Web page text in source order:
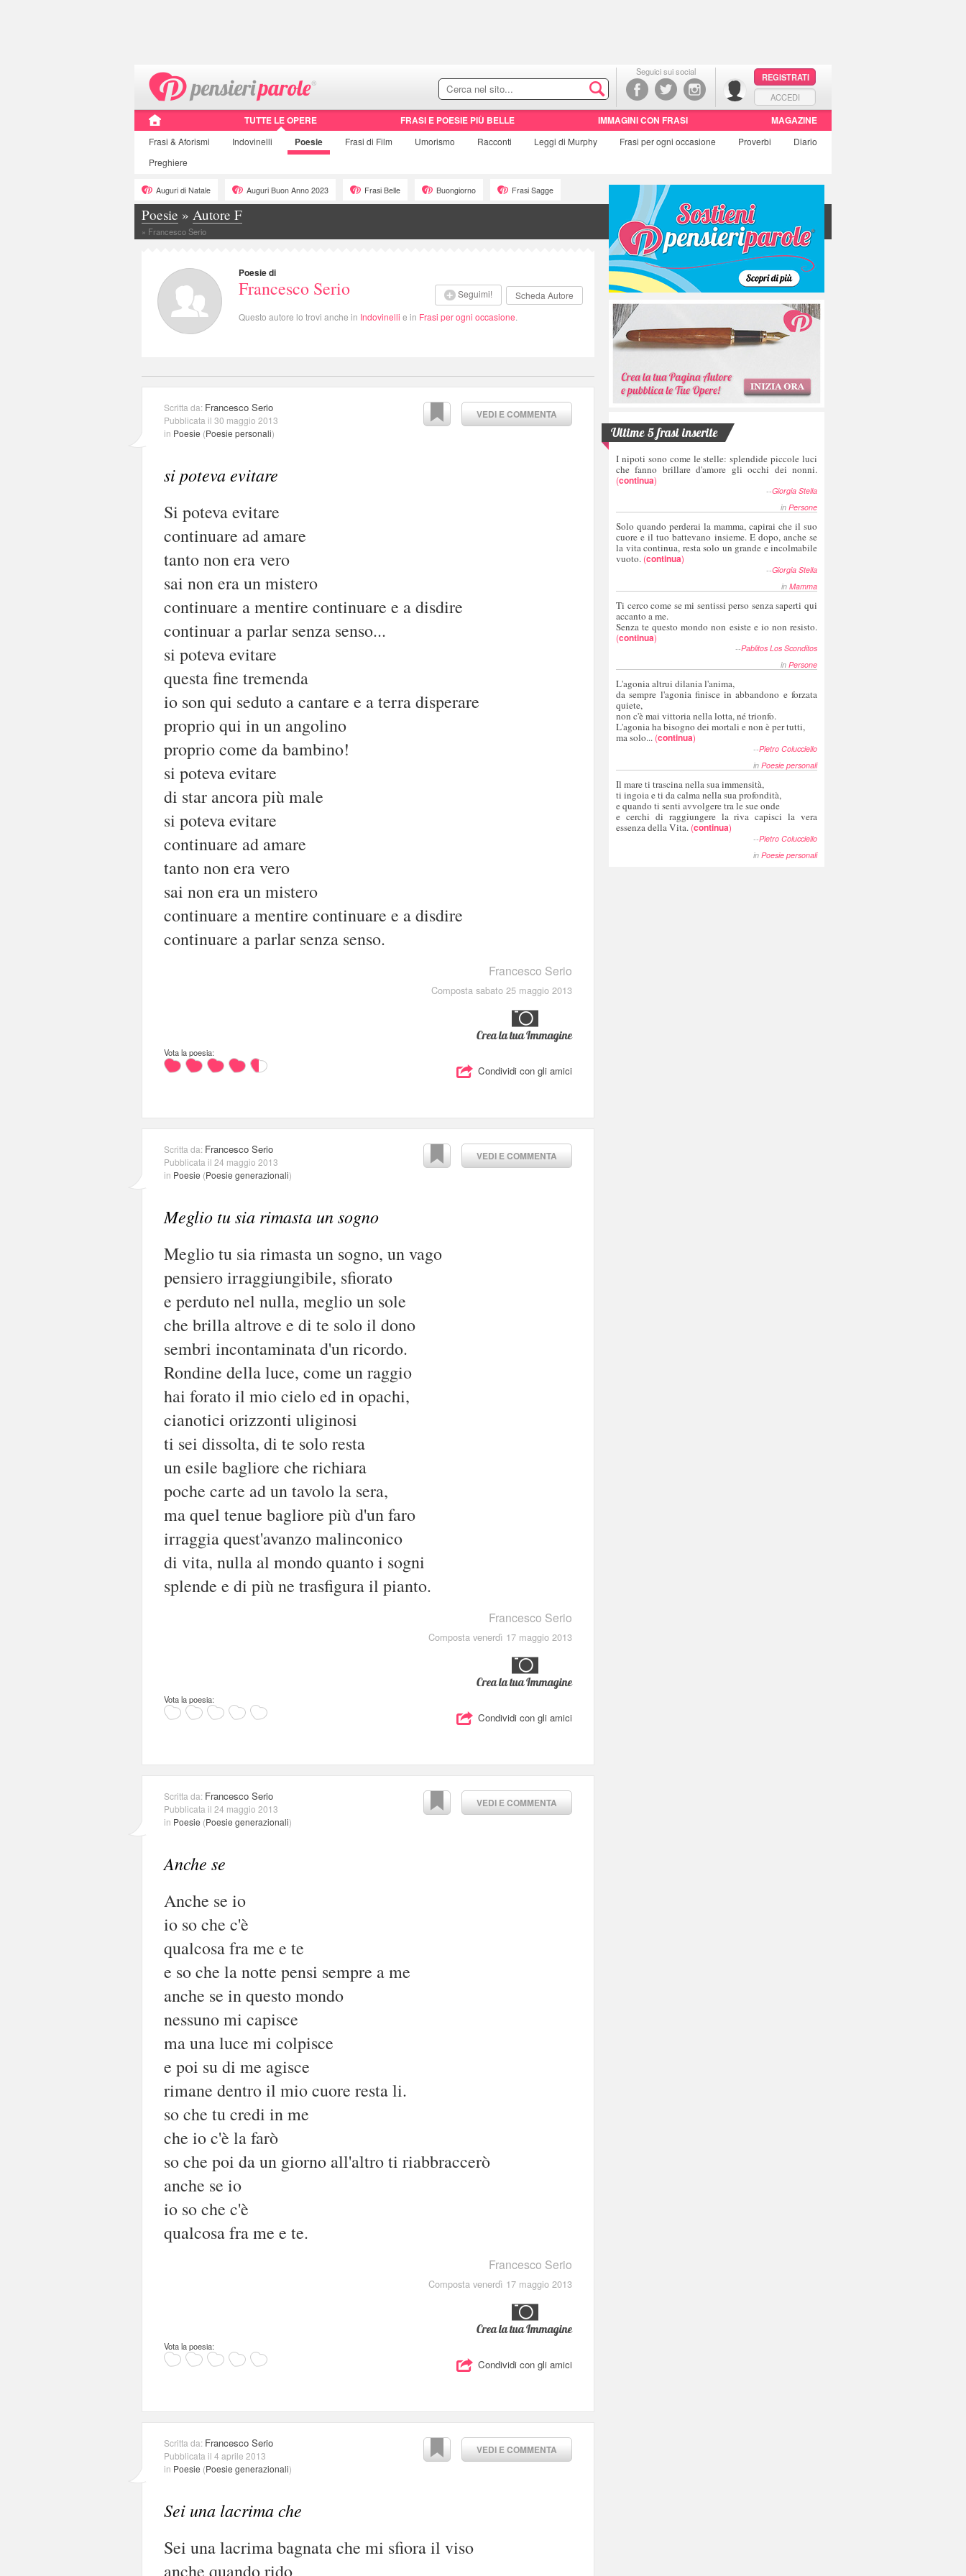
Seguici sui social
REGISTRATI
ACCEDI
TUTTE LE OPERE FRASI E POESIE PIÙ BELLE IMMAGINI CON FRASI MAGAZINE
Frasi & Aforismi Indovinelli Poesie Frasi di Film Umorismo Racconti Leggi di Murphy Frasi per ogni occasione Proverbi
Diario
Preghiere
Auguri di Natale Auguri Buon Anno 2023 Frasi Belle Buongiorno Frasi Sagge
Poesie » Autore F
» Francesco Serio
Seguimi! Scheda Autore
Poesie di
Francesco Serio
Questo autore lo trovi anche in Indovinelli e in Frasi per ogni occasione
VEDI E COMMENTA
Scritta da: Francesco Serio
Pubblicata il 30 maggio 2013
in Poesie (Poesie personali)
si poteva evitare
Si poteva evitare
continuare ad amare
tanto non era vero
sai non era un mistero
continuare a mentire continuare e a disdire
continuar a parlar senza senso...
si poteva evitare
questa fine tremenda
io son qui seduto a cantare e a terra disperare
proprio qui in un angolino
proprio come da bambino!
si poteva evitare
di star ancora più male
si poteva evitare
continuare ad amare
tanto non era vero
sai non era un mistero
continuare a mentire continuare e a disdire
continuare a parlar senza senso.
Francesco Serio
Composta sabato 25 maggio 2013
Crea la tua Immagine
Vota la poesia:
Condividi con gli amici
VEDI E COMMENTA
Scritta da: Francesco Serio
Pubblicata il 24 maggio 2013
in Poesie (Poesie generazionali)
Meglio tu sia rimasta un sogno
Meglio tu sia rimasta un sogno, un vago
pensiero irraggiungibile, sfiorato
e perduto nel nulla, meglio un sole
che brilla altrove e di te solo il dono
sembri incontaminata d'un ricordo.
Rondine della luce, come un raggio
hai forato il mio cielo ed in opachi,
cianotici orizzonti uliginosi
ti sei dissolta, di te solo resta
un esile bagliore che richiara
poche carte ad un tavolo la sera,
ma quel tenue bagliore più d'un faro
irraggia quest'avanzo malinconico
di vita, nulla al mondo quanto i sogni
splende e di più ne trasfigura il pianto.
Francesco Serio
Composta venerdì 17 maggio 2013
Crea la tua Immagine
Vota la poesia:
Condividi con gli amici
VEDI E COMMENTA
Scritta da: Francesco Serio
Pubblicata il 24 maggio 2013
in Poesie (Poesie generazionali)
Anche se
Anche se io
io so che c'è
qualcosa fra me e te
e so che la notte pensi sempre a me
anche se in questo mondo
nessuno mi capisce
ma una luce mi colpisce
e poi su di me agisce
rimane dentro il mio cuore resta li.
so che tu credi in me
che io c'è la farò
so che poi da un giorno all'altro ti riabbraccerò
anche se io
io so che c'è
qualcosa fra me e te.
Francesco Serio
Composta venerdì 17 maggio 2013
Crea la tua Immagine
Vota la poesia:
Condividi con gli amici
VEDI E COMMENTA
Scritta da: Francesco Serio
Pubblicata il 4 aprile 2013
in Poesie (Poesie generazionali)
Sei una lacrima che
Sei una lacrima bagnata che mi sfiora il viso
anche quando rido
Ultime 5 frasi inserite
I nipoti sono come le stelle: splendide piccole luci
che fanno brillare d'amore gli occhi dei nonni.
(continua)
--Giorgia Stella
in Persone
Solo quando perderai la mamma, capirai che il suo
cuore e il tuo battevano insieme. E dopo, anche se
la vita continua, resta solo un grande e incolmabile
vuoto. (continua)
--Giorgia Stella
in Mamma
Ti cerco come se mi sentissi perso senza saperti qui
accanto a me.
Senza te questo mondo non esiste e io non resisto.
(continua)
--Pablitos Los Sconditos
in Persone
L'agonia altrui dilania l'anima,
da sempre l'agonia finisce in abbandono e forzata
quiete,
non c'è mai vittoria nella lotta, né trionfo.
L'agonia ha bisogno dei mortali e non è per tutti,
ma solo... (continua)
--Pietro Colucciello
in Poesie personali
Il mare ti trascina nella sua immensità,
ti ingoia e ti da calma nella sua profondità,
e quando ti senti avvolgere tra le sue onde
e cerchi di raggiungere la riva capisci la vera
essenza della Vita. (continua)
--Pietro Colucciello
in Poesie personali